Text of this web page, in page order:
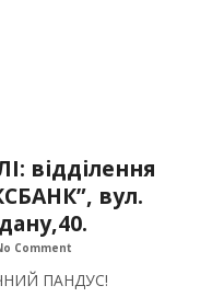
відділення
вул.
Comment
ПАНДУС!